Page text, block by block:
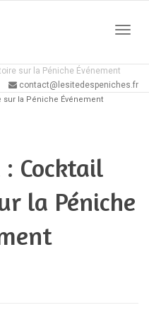
sur la Péniche Événement
contact@lesitedespeniches.fr
sur la Péniche Événement
Cocktail
la Péniche